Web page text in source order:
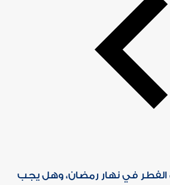
الفطر في نهار رمضان، وهل يجب